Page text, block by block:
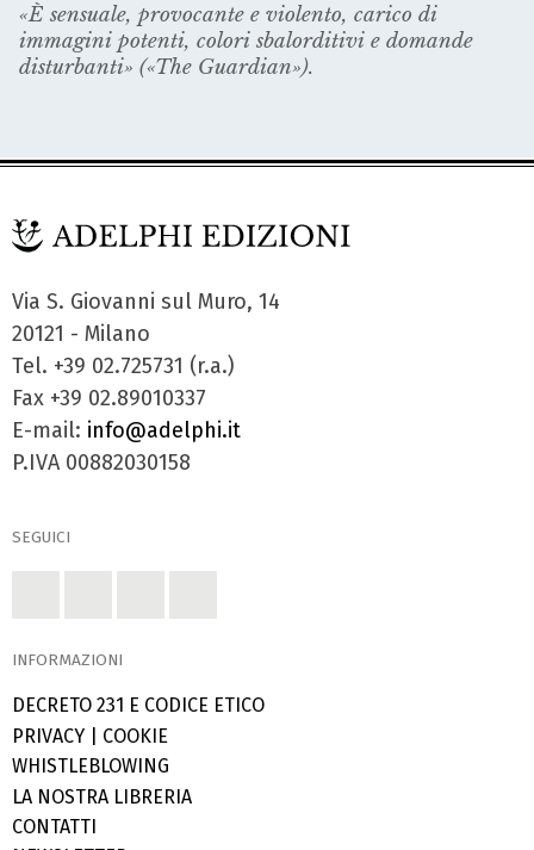
«È sensuale, provocante e violento, carico di
immagini potenti, colori sbalorditivi e domande
disturbanti» («The Guardian»).
Via S. Giovanni sul Muro, 14
20121 - Milano
Tel. +39 02.725731 (r.a.)
Fax +39 02.89010337
E-mail: info@adelphi.it
P.IVA 00882030158
SEGUICI
INFORMAZIONI
DECRETO 231 E CODICE ETICO
PRIVACY
COOKIE
WHISTLEBLOWING
LA NOSTRA LIBRERIA
CONTATTI